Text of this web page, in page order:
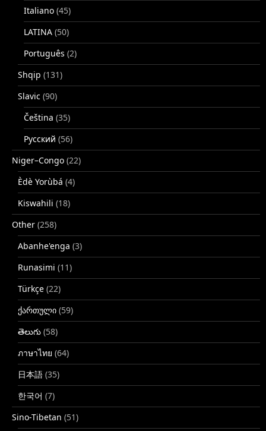
Italiano (45)
LATINA (50)
Português (2)
Shqip (131)
Slavic (90)
Čeština (35)
Русский (56)
Niger–Congo (22)
Èdè Yorùbá (4)
Kiswahili (18)
Other (258)
Abanhe'enga (3)
Runasimi (11)
Türkçe (22)
ქართული (59)
తెలుగు (58)
ภาษาไทย (64)
日本語 (35)
한국어 (7)
Sino-Tibetan (51)